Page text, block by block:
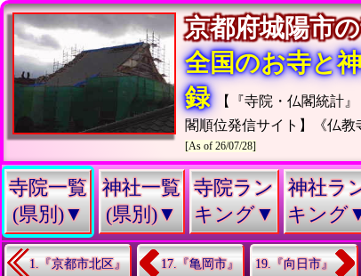
京都府城陽市
全国のお寺と
録
【『寺院・仏閣統計
閣順位発信サイト】《仏
[As of 26/07/28]
寺院一覧
(県別)▼
神社一覧
(県別)▼
寺院ラン
キング▼
神社ラ
キング
1.『京都市北区』 17.『亀岡市』 19.『向日市』